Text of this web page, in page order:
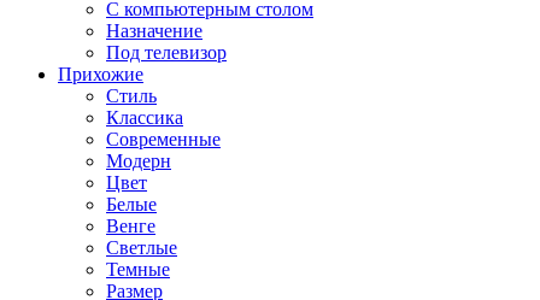
С компьютерным столом
Назначение
Под телевизор
Прихожие
Стиль
Классика
Современные
Модерн
Цвет
Белые
Венге
Светлые
Темные
Размер